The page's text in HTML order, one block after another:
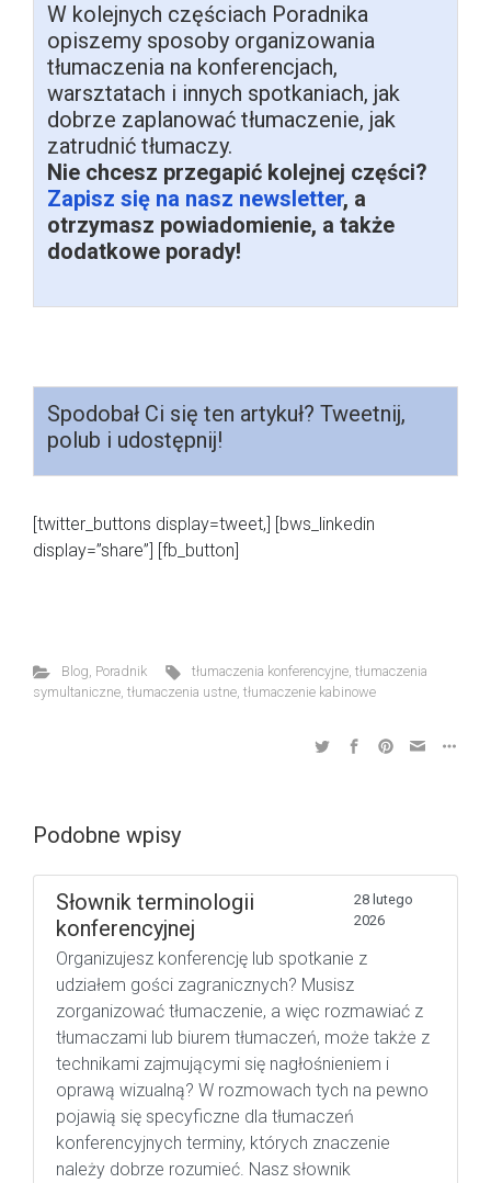
W kolejnych częściach Poradnika
opiszemy sposoby organizowania
tłumaczenia na konferencjach,
warsztatach i innych spotkaniach, jak
dobrze zaplanować tłumaczenie, jak
zatrudnić tłumaczy.
Nie chcesz przegapić kolejnej części?
Zapisz się na nasz newsletter, a
otrzymasz powiadomienie, a także
dodatkowe porady!
Spodobał Ci się ten artykuł? Tweetnij,
polub i udostępnij!
[twitter_buttons display=tweet,] [bws_linkedin
display=”share”] [fb_button]
Blog, Poradnik tłumaczenia konferencyjne,tłumaczenia
symultaniczne, tłumaczenia ustne, tłumaczenie kabinowe
Podobne wpisy
Słownik terminologii
konferencyjnej
28 lutego
2026
Organizujesz konferencję lub spotkanie z
udziałem gości zagranicznych? Musisz
zorganizować tłumaczenie, a więc rozmawiać z
tłumaczami lub biurem tłumaczeń, może także z
technikami zajmującymi się nagłośnieniem i
oprawą wizualną? W rozmowach tych na pewno
pojawią się specyficzne dla tłumaczeń
konferencyjnych terminy, których znaczenie
należy dobrze rozumieć. Nasz słownik